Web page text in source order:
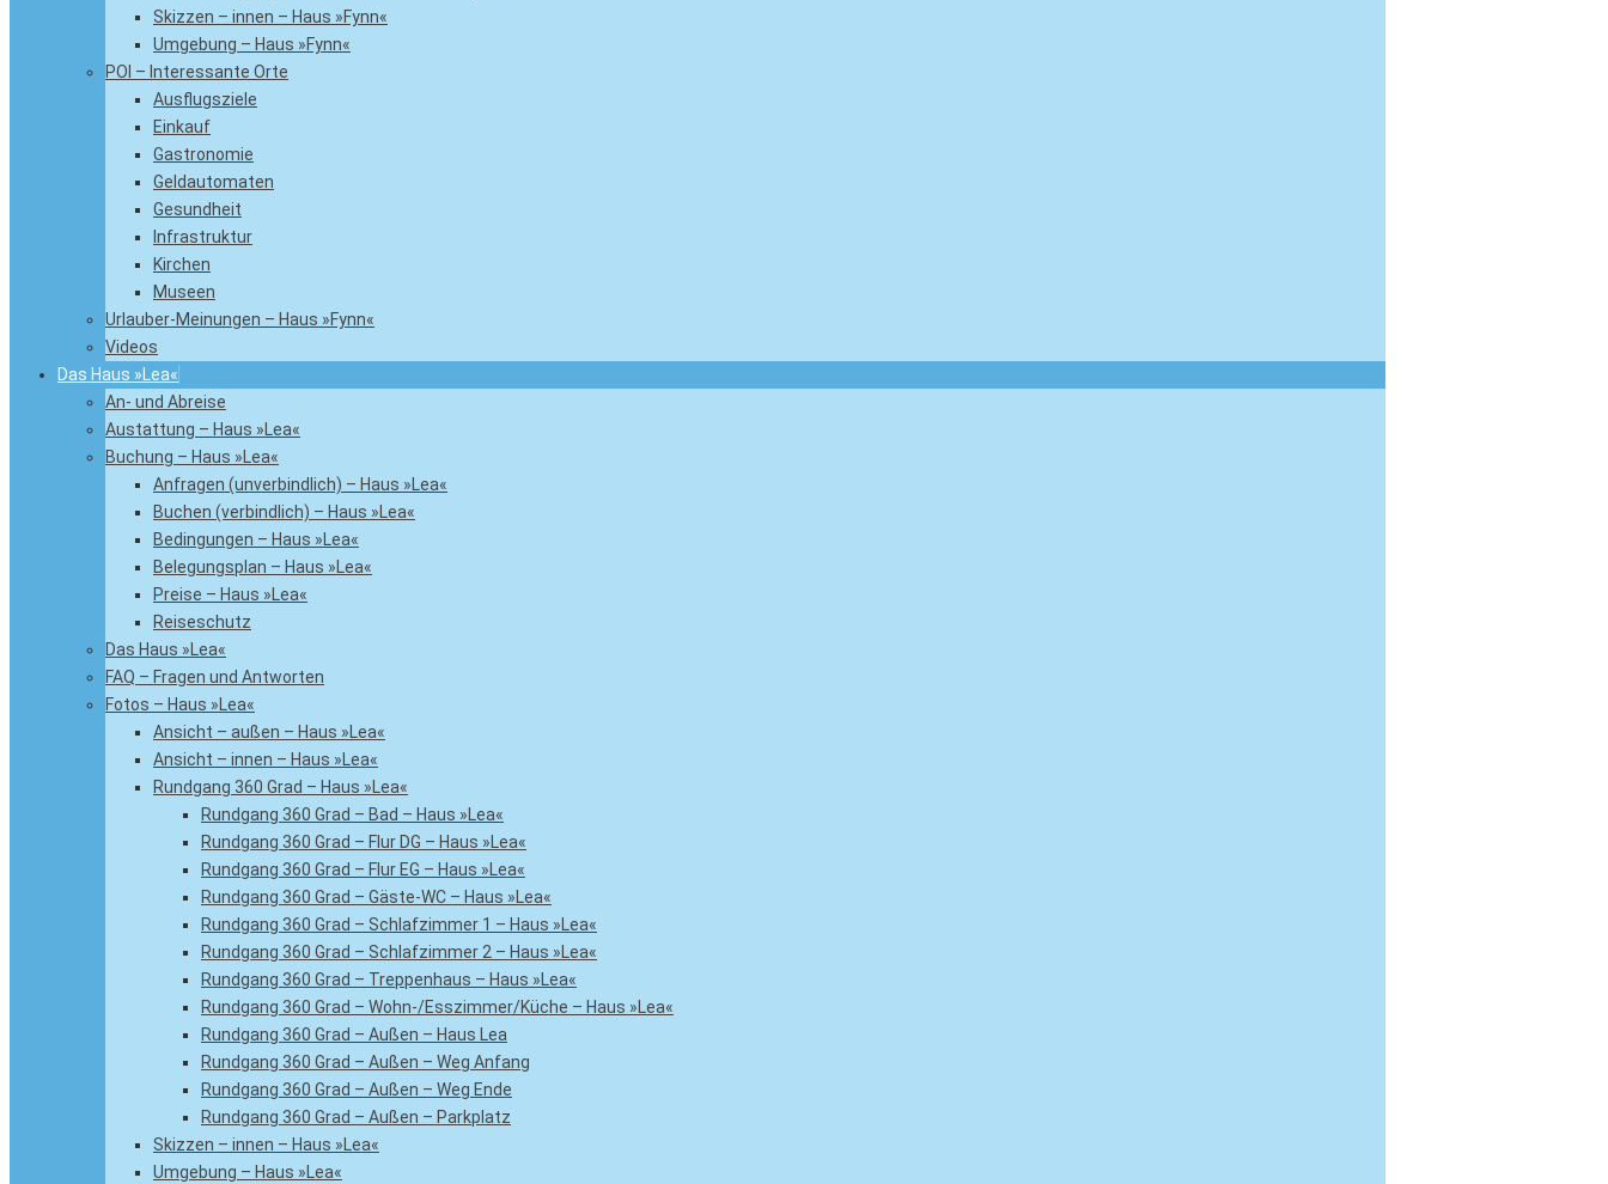
Skizzen – innen – Haus »Fynn«
Umgebung – Haus »Fynn«
POI – Interessante Orte
Ausflugsziele
Einkauf
Gastronomie
Geldautomaten
Gesundheit
Infrastruktur
Kirchen
Museen
Urlauber-Meinungen – Haus »Fynn«
Videos
Das Haus »Lea«
An- und Abreise
Austattung – Haus »Lea«
Buchung – Haus »Lea«
Anfragen (unverbindlich) – Haus »Lea«
Buchen (verbindlich) – Haus »Lea«
Bedingungen – Haus »Lea«
Belegungsplan – Haus »Lea«
Preise – Haus »Lea«
Reiseschutz
Das Haus »Lea«
FAQ – Fragen und Antworten
Fotos – Haus »Lea«
Ansicht – außen – Haus »Lea«
Ansicht – innen – Haus »Lea«
Rundgang 360 Grad – Haus »Lea«
Rundgang 360 Grad – Bad – Haus »Lea«
Rundgang 360 Grad – Flur DG – Haus »Lea«
Rundgang 360 Grad – Flur EG – Haus »Lea«
Rundgang 360 Grad – Gäste-WC – Haus »Lea«
Rundgang 360 Grad – Schlafzimmer 1 – Haus »Lea«
Rundgang 360 Grad – Schlafzimmer 2 – Haus »Lea«
Rundgang 360 Grad – Treppenhaus – Haus »Lea«
Rundgang 360 Grad – Wohn-/Esszimmer/Küche – Haus »Lea«
Rundgang 360 Grad – Außen – Haus Lea
Rundgang 360 Grad – Außen – Weg Anfang
Rundgang 360 Grad – Außen – Weg Ende
Rundgang 360 Grad – Außen – Parkplatz
Skizzen – innen – Haus »Lea«
Umgebung – Haus »Lea«